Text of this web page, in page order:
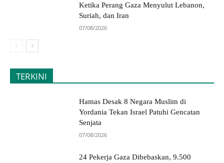
Ketika Perang Gaza Menyulut Lebanon,
Suriah, dan Iran
07/08/2026
TERKINI
Hamas Desak 8 Negara Muslim di
Yordania Tekan Israel Patuhi Gencatan
Senjata
07/08/2026
24 Pekerja Gaza Dibebaskan, 9.500